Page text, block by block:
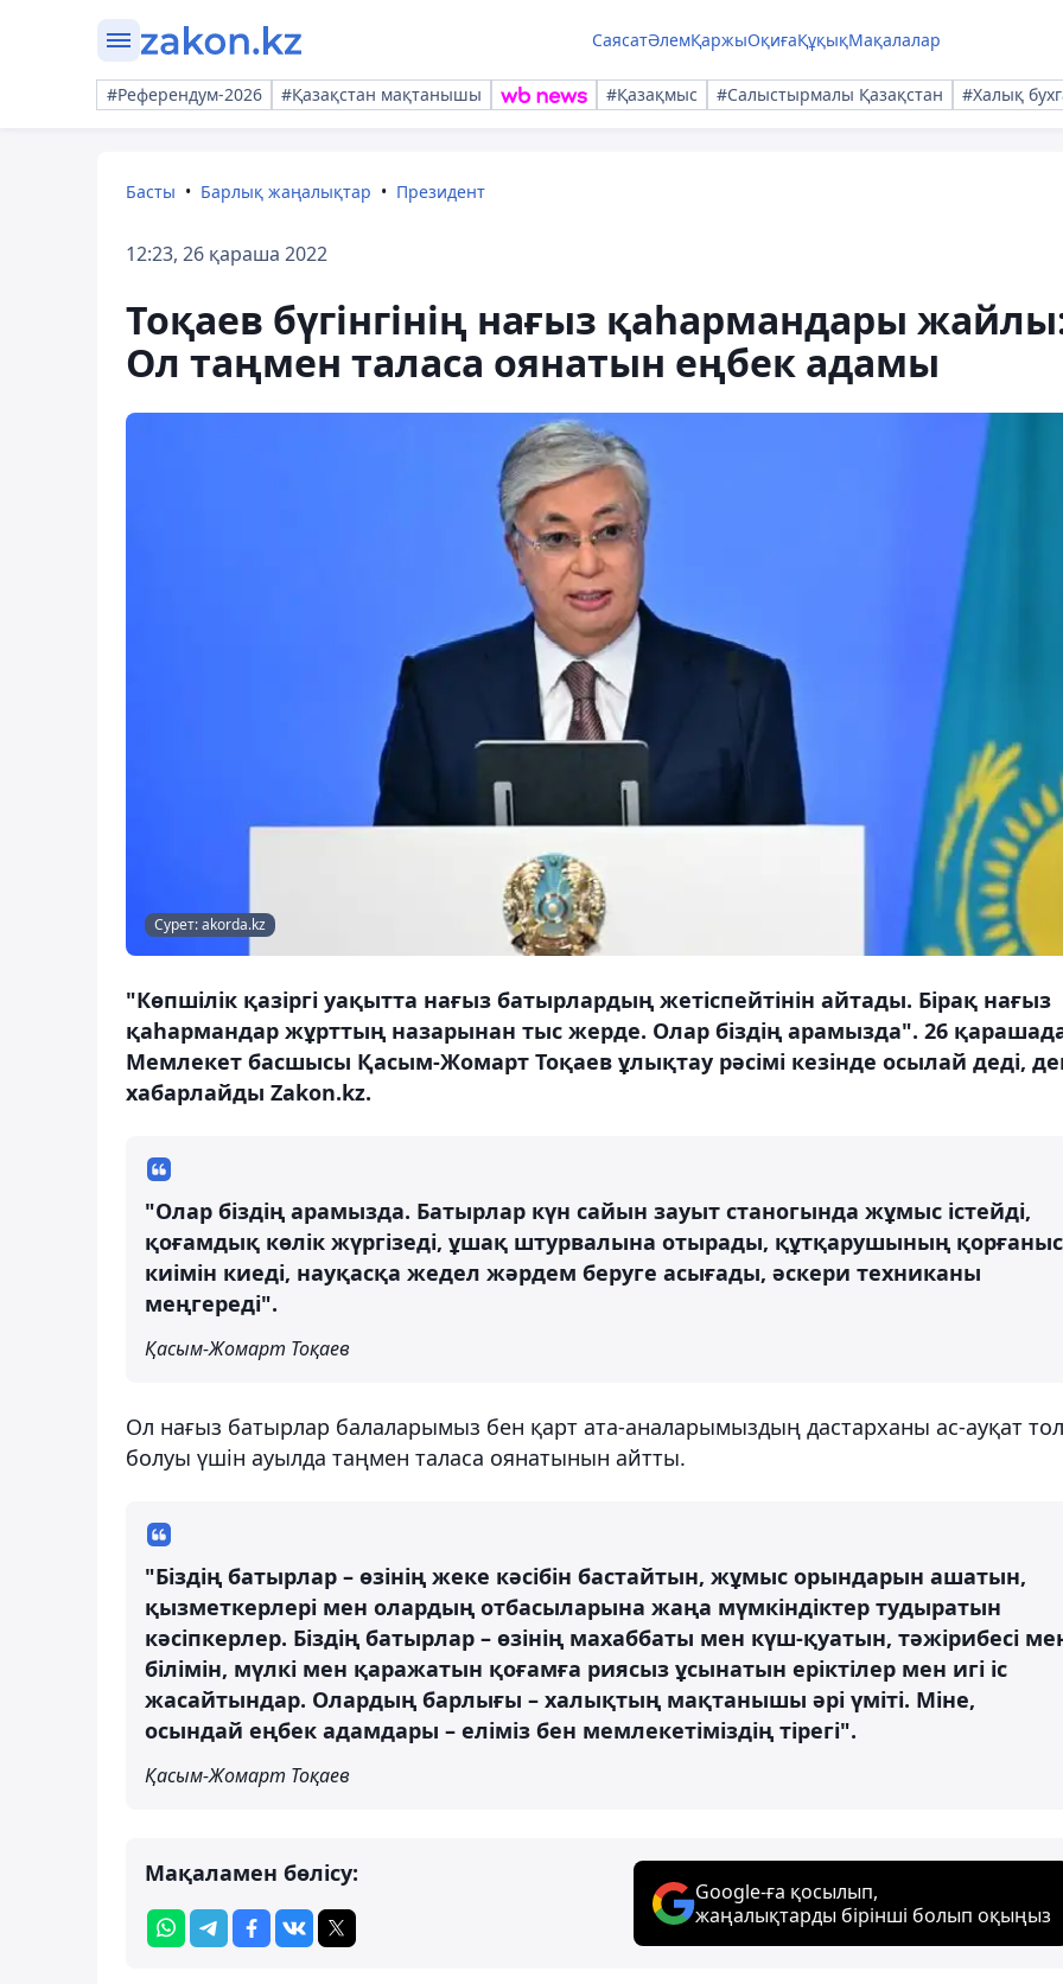
СаясатӘлемҚаржыОқиғаҚұқықМақалалар
#Референдум-2026 #Қазақстан мақтанышы #Қазақмыс #Салыстырмалы Қазақстан #Халық
Басты Барлық жаңалықтар Президент
12:23, 26 қараша 2022
Тоқаев бүгінгінің нағыз қаһармандары
Ол таңмен таласа оянатын еңбек адамы
Сурет: akorda.kz
"Көпшілік қазіргі уақытта нағыз батырлардың жетіспейтінін айтады. Бірақ нағыз
қаһармандар жұрттың назарынан тыс жерде. Олар біздің арамызда". 26
Мемлекет басшысы Қасым-Жомарт Тоқаев ұлықтау рәсімі кезінде осылай деді,
хабарлайды Zakon.kz.
"Олар біздің арамызда. Батырлар күн сайын зауыт станогында жұмыс істейді,
қоғамдық көлік жүргізеді, ұшақ штурвалына отырады, құтқарушының қорғаныс
киімін киеді, науқасқа жедел жәрдем беруге асығады, әскери техниканы
меңгереді".
Қасым-Жомарт Тоқаев
Ол нағыз батырлар балаларымыз бен қарт ата-аналарымыздың дастарханы ас-ауқат
болуы үшін ауылда таңмен таласа оянатынын айтты.
"Біздің батырлар – өзінің жеке кәсібін бастайтын, жұмыс орындарын ашатын,
қызметкерлері мен олардың отбасыларына жаңа мүмкіндіктер тудыратын
кәсіпкерлер. Біздің батырлар – өзінің махаббаты мен күш-қуатын, тәжірибесі
білімін, мүлкі мен қаражатын қоғамға риясыз ұсынатын еріктілер мен игі іс
жасайтындар. Олардың барлығы – халықтың мақтанышы әрі үміті. Міне,
осындай еңбек адамдары – еліміз бен мемлекетіміздің тірегі".
Қасым-Жомарт Тоқаев
Мақаламен бөлісу:
Google-ға қосылып,
жаңалықтарды бірінші болып оқыңыз